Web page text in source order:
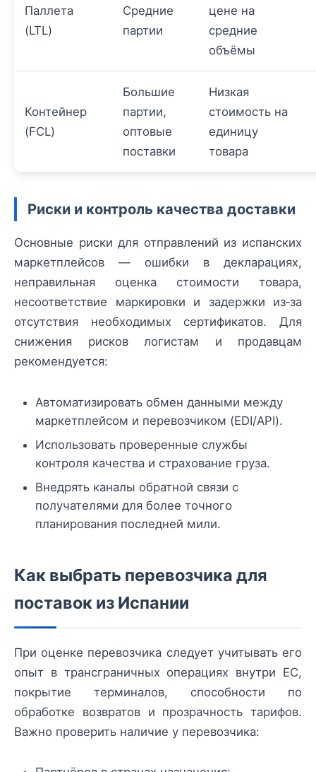
Паллета
(LTL)
Средние
партии
цене на
средние
объёмы
Контейнер
(FCL)
Большие
партии,
оптовые
поставки
Низкая
стоимость на
единицу
товара
Риски и контроль качества доставки
Основные риски для отправлений из испанских
маркетплейсов — ошибки в декларациях,
неправильная оценка стоимости товара,
несоответствие маркировки и задержки из‑за
отсутствия необходимых сертификатов. Для
снижения рисков логистам и продавцам
рекомендуется:
Автоматизировать обмен данными между
маркетплейсом и перевозчиком (EDI/API).
Использовать проверенные службы
контроля качества и страхование груза.
Внедрять каналы обратной связи с
получателями для более точного
планирования последней мили.
Как выбрать перевозчика для
поставок из Испании
При оценке перевозчика следует учитывать его
опыт в трансграничных операциях внутри ЕС,
покрытие терминалов, способности по
обработке возвратов и прозрачность тарифов.
Важно проверить наличие у перевозчика: